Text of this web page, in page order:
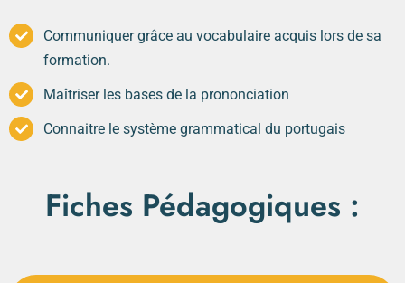
Communiquer grâce au vocabulaire acquis lors de sa
formation.
Maîtriser les bases de la prononciation
Connaitre le système grammatical du portugais
Fiches Pédagogiques :